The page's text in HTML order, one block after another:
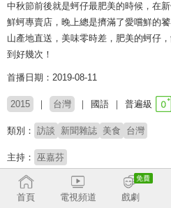
中秋節前後就是蚵仔最肥美的時候，在
鮮蚵專賣店，晚上總是擠滿了愛嚐鮮的
山產地直送，美味零時差，肥美的蚵仔
到好幾次！
首播日期：2019-08-11
2015 台灣 國語 普遍級
類別： 訪談 新聞雜誌 美食 台灣
主持： 巫嘉芬
# 美食探索 # 生命故事 # 小人物# 社會百態
首頁
電視頻道 戲劇